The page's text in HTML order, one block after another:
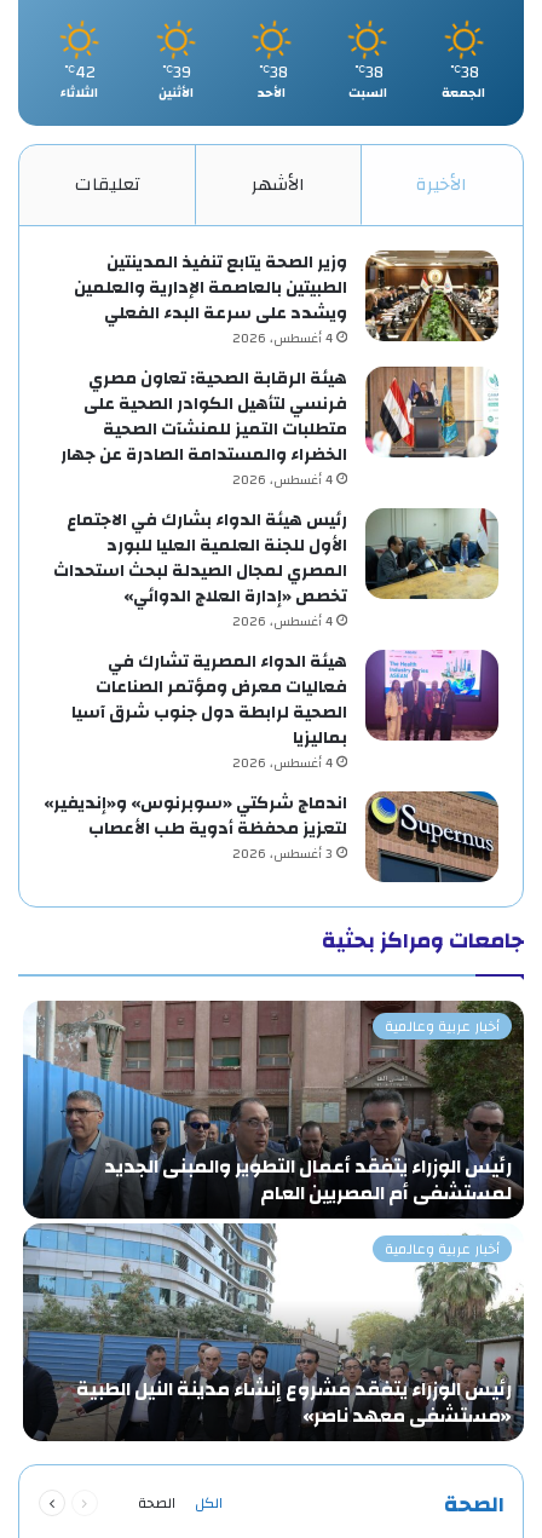
38
℃
الجمعة
38
℃
السبت
38
℃
الأحد
39
℃
الأثنين
42
℃
الثلاثاء
الأخيرة الأشهر تعليقات
وزير الصحة يتابع تنفيذ المدينتين
الطبيتين بالعاصمة الإدارية والعلمين
ويشدد على سرعة البدء الفعلي
4 أغسطس، 2026
هيئة الرقابة الصحية: تعاون مصري
فرنسي لتأهيل الكوادر الصحية على
متطلبات التميز للمنشآت الصحية
الخضراء والمستدامة الصادرة عن جهار
4 أغسطس، 2026
رئيس هيئة الدواء بشارك في الاجتماع
الأول للجنة العلمية العليا للبورد
المصري لمجال الصيدلة لبحث استحداث
تخصص «إدارة العلاج الدوائي»
4 أغسطس، 2026
هيئة الدواء المصرية تشارك في
فعاليات معرض ومؤتمر الصناعات
الصحية لرابطة دول جنوب شرق آسيا
بماليزيا
4 أغسطس، 2026
اندماج شركتي «سوبرنوس» و«إنديفير»
لتعزيز محفظة أدوية طب الأعصاب
3 أغسطس، 2026
جامعات ومراكز بحثية
أخبار عربية وعالمية
رئيس الوزراء يتفقد أعمال التطوير والمبنى الجديد
لمستشفى أم المصريين العام
أخبار عربية وعالمية
رئيس الوزراء يتفقد مشروع إنشاء مدينة النيل الطبية
«مستشفى معهد ناصر»
الصحة الكل الصحة الصفحةالصفحة